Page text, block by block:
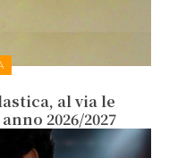
al via le
2026/2027